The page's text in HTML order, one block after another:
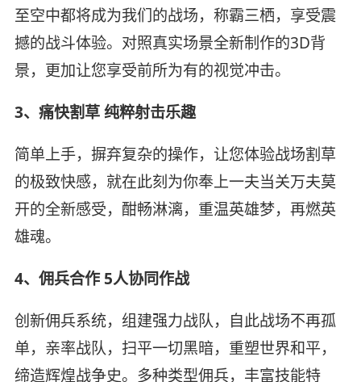
至空中都将成为我们的战场，称霸三栖，享受震
撼的战斗体验。对照真实场景全新制作的3D背
景，更加让您享受前所为有的视觉冲击。
3、痛快割草 纯粹射击乐趣
简单上手，摒弃复杂的操作，让您体验战场割草
的极致快感，就在此刻为你奉上一夫当关万夫莫
开的全新感受，酣畅淋漓，重温英雄梦，再燃英
雄魂。
4、佣兵合作 5人协同作战
创新佣兵系统，组建强力战队，自此战场不再孤
单，亲率战队，扫平一切黑暗，重塑世界和平，
缔造辉煌战争史。多种类型佣兵，丰富技能特